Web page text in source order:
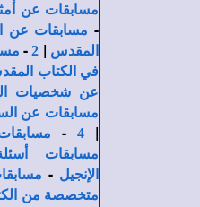
مسابقات عن
- مسابقات عن
المقدس |
2
-
في الكتاب
عن شخصيات
مسابقات عن
|
4
-
مسابقات
الإنجيل -
متخصصة من